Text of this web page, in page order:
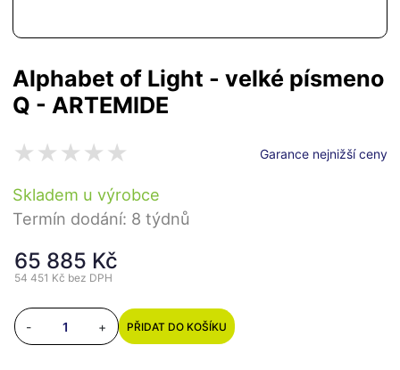
Alphabet of Light - velké písmeno
Q - ARTEMIDE
Garance nejnižší ceny
Skladem u výrobce
Termín dodání: 8 týdnů
65 885 Kč
54 451 Kč bez DPH
- + PŘIDAT DO KOŠÍKU